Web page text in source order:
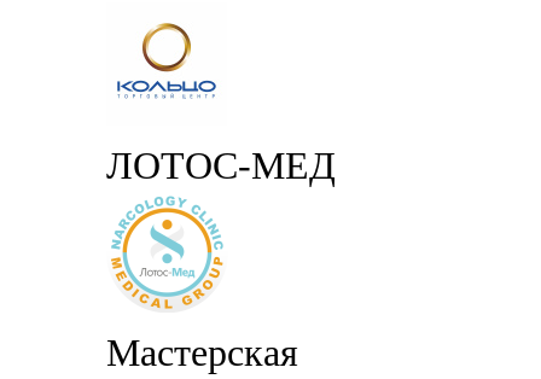
ЛОТОС-МЕД
Мастерская